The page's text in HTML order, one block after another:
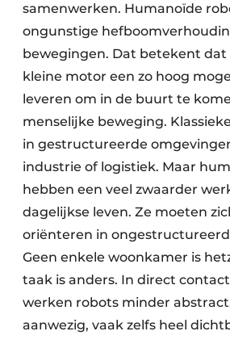
samenwerken. Humanoïde
ongunstige
bewegingen. Dat betekent
kleine motor een zo hoog
leveren om in de buurt te
menselijke beweging.
in gestructureerde
industrie of logistiek. Maar
hebben een veel zwaarder
dagelijkse leven. Ze moeten
oriënteren in
Geen enkele woonkamer is
taak is anders. In direct
werken robots minder
aanwezig, vaak zelfs heel